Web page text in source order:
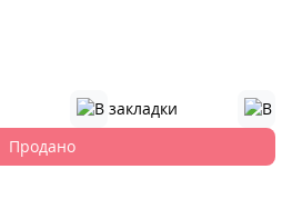
Продано